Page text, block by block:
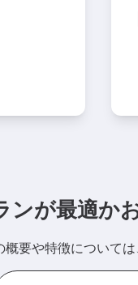
ンが最適か
要や特徴については